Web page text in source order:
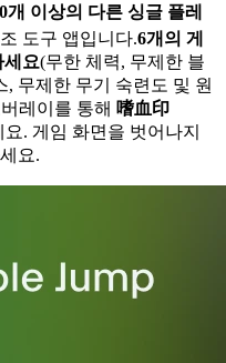
개 이상의 다른 싱글 플레
도구 앱입니다.6개의 게
요(무한 체력, 무제한 블
무제한 무기 숙련도 및 원
레이를 통해 嗜血印
. 게임 화면을 벗어나지
요.